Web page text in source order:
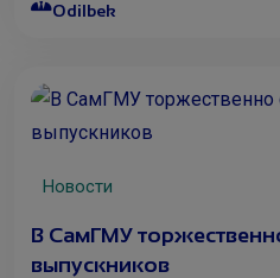
Odilbek
Новости
В СамГМУ
выпускников